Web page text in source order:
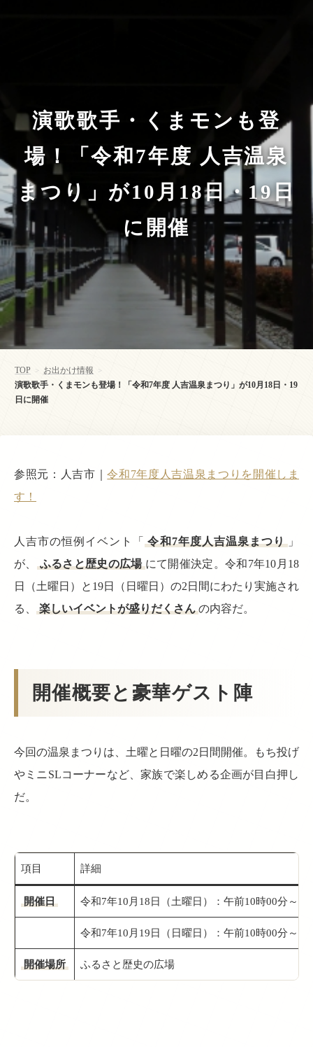
演歌歌手・くまモンも登
場！「令和7年度 人吉温泉
まつり」が10月18日・19日
に開催
TOP > お出かけ情報 >
演歌歌手・くまモンも登場！「令和7年度 人吉温泉まつり」が10月18日・19
日に開催
参照元：人吉市｜令和7年度人吉温泉まつりを開催しま
す！
人吉市の恒例イベント「 令和7年度人吉温泉まつり 」
が、
ふるさと歴史の広場 にて開催決定。令和7年10月18
日（土曜日）と19日（日曜日）の2日間にわたり実施され
る、
楽しいイベントが盛りだくさん の内容だ。
開催概要と豪華ゲスト陣
今回の温泉まつりは、土曜と日曜の2日間開催。もち投げ
やミニSLコーナーなど、家族で楽しめる企画が目白押し
だ。
項目 詳細
開催日 令和7年10月18日（土曜日）：午前10時00分～午
令和7年10月19日（日曜日）：午前10時00分～午
開催場所 ふるさと歴史の広場